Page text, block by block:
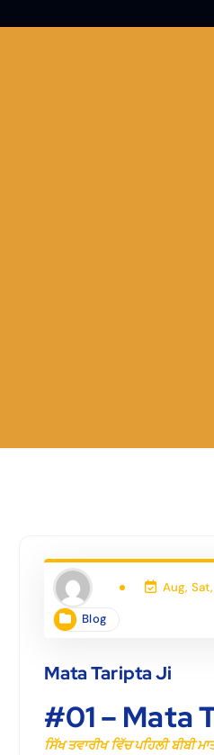
Aug,
Blog
Mata Taripta Ji
#01 – Mata
ਸਿੱਖ ਤਵਾਰੀਖ ਵਿੱਚ ਪਹਿਲੀ ਬੀਬੀ